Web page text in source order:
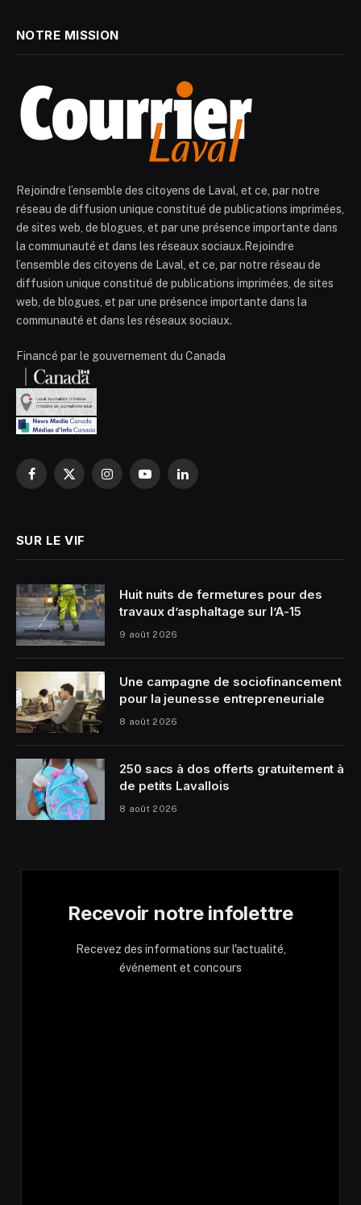
NOTRE MISSION
Rejoindre l’ensemble des citoyens de Laval, et ce, par notre
réseau de diffusion unique constitué de publications imprimées,
de sites web, de blogues, et par une présence importante dans
la communauté et dans les réseaux sociaux.Rejoindre
l’ensemble des citoyens de Laval, et ce, par notre réseau de
diffusion unique constitué de publications imprimées, de sites
web, de blogues, et par une présence importante dans la
communauté et dans les réseaux sociaux.
Financé par le gouvernement du Canada
Facebook
X
InstagramYouTubeLinkedIn
SUR LE VIF
Huit nuits de fermetures pour des
travaux d’asphaltage sur l’A-15
9 août 2026
Une campagne de sociofinancement
pour la jeunesse entrepreneuriale
8 août 2026
250 sacs à dos offerts gratuitement à
de petits Lavallois
8 août 2026
Recevoir notre infolettre
Recevez des informations sur l'actualité,
événement et concours